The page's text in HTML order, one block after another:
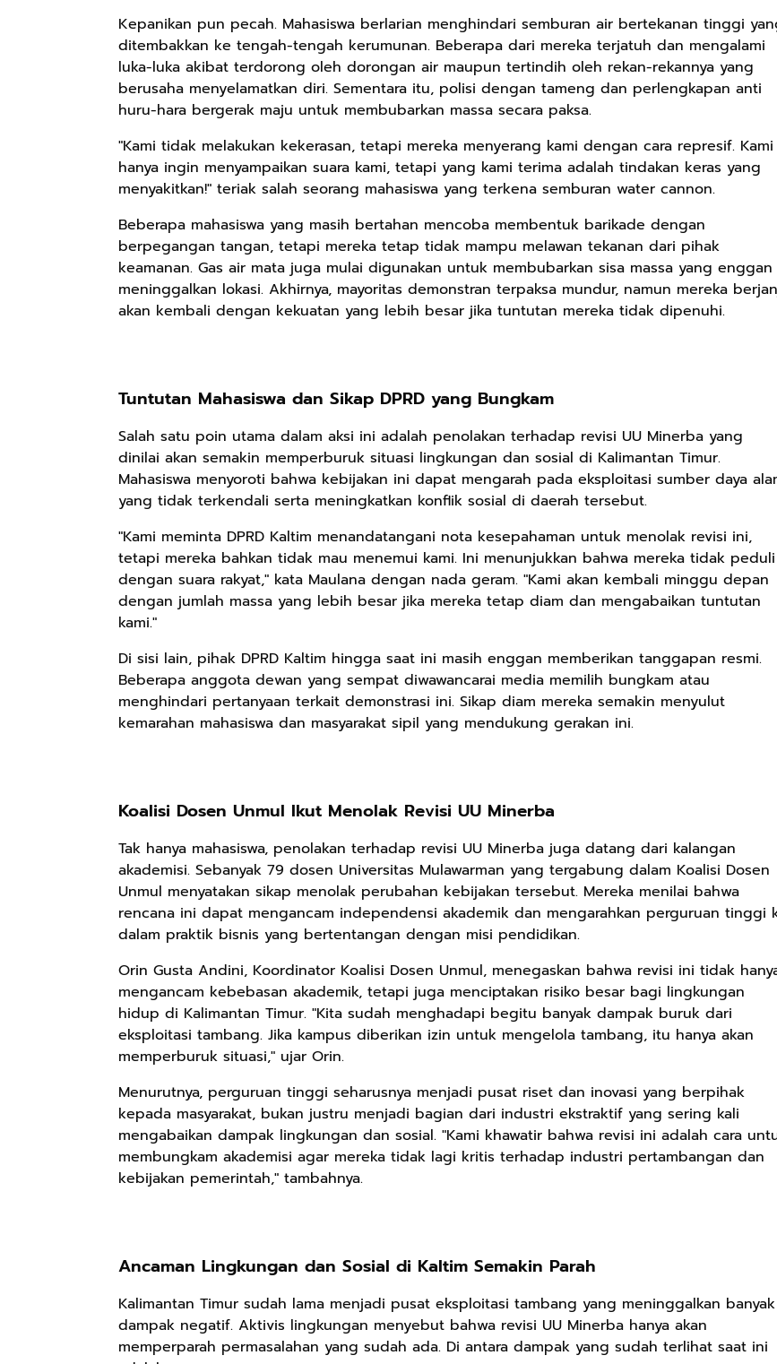
Kepanikan pun pecah. Mahasiswa berlarian menghindari semburan air bertekanan tinggi
ditembakkan ke tengah-tengah kerumunan. Beberapa dari mereka terjatuh dan mengalami
luka-luka akibat terdorong oleh dorongan air maupun tertindih oleh rekan-rekannya yang
berusaha menyelamatkan diri. Sementara itu, polisi dengan tameng dan perlengkapan anti
huru-hara bergerak maju untuk membubarkan massa secara paksa.
"Kami tidak melakukan kekerasan, tetapi mereka menyerang kami dengan cara represif. Kami
hanya ingin menyampaikan suara kami, tetapi yang kami terima adalah tindakan keras yang
menyakitkan!" teriak salah seorang mahasiswa yang terkena semburan water cannon.
Beberapa mahasiswa yang masih bertahan mencoba membentuk barikade dengan
berpegangan tangan, tetapi mereka tetap tidak mampu melawan tekanan dari pihak
keamanan. Gas air mata juga mulai digunakan untuk membubarkan sisa massa yang enggan
meninggalkan lokasi. Akhirnya, mayoritas demonstran terpaksa mundur, namun mereka
akan kembali dengan kekuatan yang lebih besar jika tuntutan mereka tidak dipenuhi.
Tuntutan Mahasiswa dan Sikap DPRD yang Bungkam
Salah satu poin utama dalam aksi ini adalah penolakan terhadap revisi UU Minerba yang
dinilai akan semakin memperburuk situasi lingkungan dan sosial di Kalimantan Timur.
Mahasiswa menyoroti bahwa kebijakan ini dapat mengarah pada eksploitasi sumber daya
yang tidak terkendali serta meningkatkan konflik sosial di daerah tersebut.
"Kami meminta DPRD Kaltim menandatangani nota kesepahaman untuk menolak revisi ini,
tetapi mereka bahkan tidak mau menemui kami. Ini menunjukkan bahwa mereka tidak peduli
dengan suara rakyat," kata Maulana dengan nada geram. "Kami akan kembali minggu depan
dengan jumlah massa yang lebih besar jika mereka tetap diam dan mengabaikan tuntutan
kami."
Di sisi lain, pihak DPRD Kaltim hingga saat ini masih enggan memberikan tanggapan resmi.
Beberapa anggota dewan yang sempat diwawancarai media memilih bungkam atau
menghindari pertanyaan terkait demonstrasi ini. Sikap diam mereka semakin menyulut
kemarahan mahasiswa dan masyarakat sipil yang mendukung gerakan ini.
Koalisi Dosen Unmul Ikut Menolak Revisi UU Minerba
Tak hanya mahasiswa, penolakan terhadap revisi UU Minerba juga datang dari kalangan
akademisi. Sebanyak 79 dosen Universitas Mulawarman yang tergabung dalam Koalisi Dosen
Unmul menyatakan sikap menolak perubahan kebijakan tersebut. Mereka menilai bahwa
rencana ini dapat mengancam independensi akademik dan mengarahkan perguruan tinggi
dalam praktik bisnis yang bertentangan dengan misi pendidikan.
Orin Gusta Andini, Koordinator Koalisi Dosen Unmul, menegaskan bahwa revisi ini tidak
mengancam kebebasan akademik, tetapi juga menciptakan risiko besar bagi lingkungan
hidup di Kalimantan Timur. "Kita sudah menghadapi begitu banyak dampak buruk dari
eksploitasi tambang. Jika kampus diberikan izin untuk mengelola tambang, itu hanya akan
memperburuk situasi," ujar Orin.
Menurutnya, perguruan tinggi seharusnya menjadi pusat riset dan inovasi yang berpihak
kepada masyarakat, bukan justru menjadi bagian dari industri ekstraktif yang sering kali
mengabaikan dampak lingkungan dan sosial. "Kami khawatir bahwa revisi ini adalah cara
membungkam akademisi agar mereka tidak lagi kritis terhadap industri pertambangan dan
kebijakan pemerintah," tambahnya.
Ancaman Lingkungan dan Sosial di Kaltim Semakin Parah
Kalimantan Timur sudah lama menjadi pusat eksploitasi tambang yang meninggalkan banyak
dampak negatif. Aktivis lingkungan menyebut bahwa revisi UU Minerba hanya akan
memperparah permasalahan yang sudah ada. Di antara dampak yang sudah terlihat saat ini
Rp169.000
Buku The
History of
Dayak – Sejarah
& Identitas
Anyarmart
Rp165.000
Buku Filsafat
Dayak Kajian
Komprehensif
Atas Manusia
Shopee
Rp125.000
Buku Seringai
Kunang-kunang
Kumpulan Puisi
Wisnu
Anyarmart
Rp128.900
Republik
Kelamin | Hybrid
Poetry Book
Anyarmart
Rp119.999
Durian Cinta |
Kumpulan
Cerpen –
Anyarmart
Rp90.576
Ebook Biografi
Teddy Kardin:
The Shadow
Khight |
Google Book
Rp74.092
Eboo Novel
KANTU': Budaya
Suku Dayak
Borneo
Google Book
Rp71.706
Ebook Vescovo
Motociclista –
Kisah Nyata
Uskup Giulio
from the Heart
of Borneor
Rp2.999.000
Lukisan Sri
Sultan
Hamengkubowono
I dari Kopi Karya
Rudi Winarso
Anyarmart
Lukisan Sri
Sultan
Hamengkubowono
X dari Kopi
Karya Rudi
Anyarmart
Lukisan Sri
Sultan
Hamengkubowono
II dari Kopi
Karya Rudi
Shopee
Kaos Dayak Unik
Bisa Bernyanyi
Motif Gigi
Taring Ukuran M
Shopee
Kaos Sastra
Dayak West
Borneo All
Tema
Anyarmart